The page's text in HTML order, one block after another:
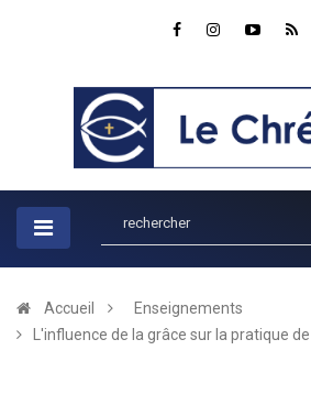
Accueil
Enseignements
L'influence de la grâce sur la pratique